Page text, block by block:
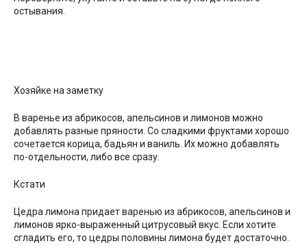
остывания.
Хозяйке на заметку
В варенье из абрикосов, апельсинов и лимонов можно
добавлять разные пряности. Со сладкими фруктами хорошо
сочетается корица, бадьян и ваниль. Их можно добавлять
по-отдельности, либо все сразу.
Кстати
Цедра лимона придает варенью из абрикосов, апельсинов и
лимонов ярко-выраженный цитрусовый вкус. Если хотите
сгладить его, то цедры половины лимона будет достаточно.